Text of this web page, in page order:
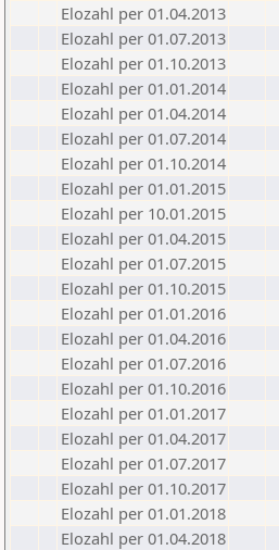
Elozahl per 01.04.2013
Elozahl per 01.07.2013
Elozahl per 01.10.2013
Elozahl per 01.01.2014
Elozahl per 01.04.2014
Elozahl per 01.07.2014
Elozahl per 01.10.2014
Elozahl per 01.01.2015
Elozahl per 10.01.2015
Elozahl per 01.04.2015
Elozahl per 01.07.2015
Elozahl per 01.10.2015
Elozahl per 01.01.2016
Elozahl per 01.04.2016
Elozahl per 01.07.2016
Elozahl per 01.10.2016
Elozahl per 01.01.2017
Elozahl per 01.04.2017
Elozahl per 01.07.2017
Elozahl per 01.10.2017
Elozahl per 01.01.2018
Elozahl per 01.04.2018